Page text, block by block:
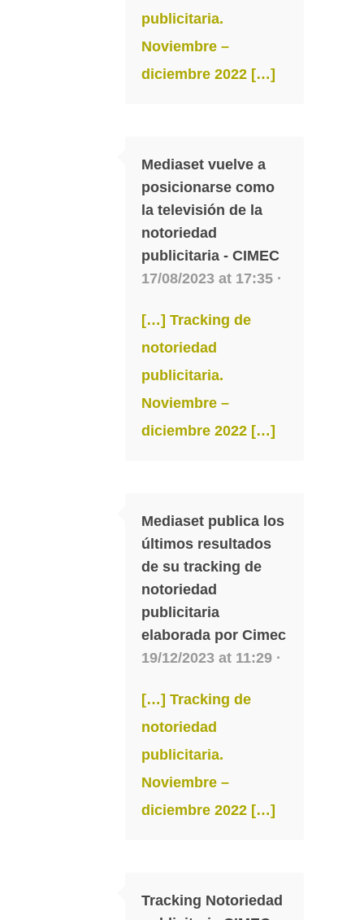
publicitaria.
Noviembre –
diciembre 2022 […]
Mediaset vuelve a
posicionarse como
la televisión de la
notoriedad
publicitaria - CIMEC
17/08/2023 at 17:35 ·
[…] Tracking de
notoriedad
publicitaria.
Noviembre –
diciembre 2022 […]
Mediaset publica los
últimos resultados
de su tracking de
notoriedad
publicitaria
elaborada por Cimec
19/12/2023 at 11:29 ·
[…] Tracking de
notoriedad
publicitaria.
Noviembre –
diciembre 2022 […]
Tracking Notoriedad